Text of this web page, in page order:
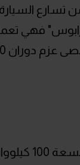
"برابوس"
ورغم